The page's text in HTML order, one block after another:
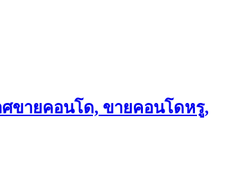
ขายคอนโด, ขายคอนโดหรู,